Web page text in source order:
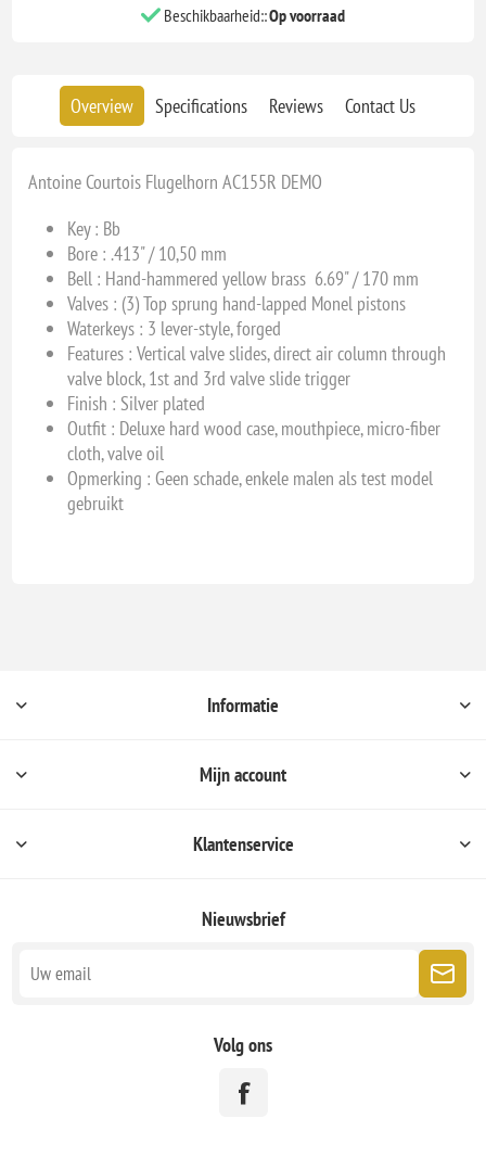
Beschikbaarheid::Op voorraad
Overview Specifications Reviews Contact Us
Antoine Courtois Flugelhorn AC155R DEMO
Key : Bb
Bore : .413" / 10,50 mm
Bell : Hand-hammered yellow brass 6.69" / 170 mm
Valves : (3) Top sprung hand-lapped Monel pistons
Waterkeys : 3 lever-style, forged
Features :Vertical valve slides, direct air column through
valve block, 1st and 3rd valve slide trigger
Finish : Silver plated
Outfit : Deluxe hard wood case, mouthpiece, micro-fiber
cloth, valve oil
Opmerking : Geen schade, enkele malen als test model
gebruikt
Informatie
Mijn account
Klantenservice
Nieuwsbrief
Volg ons